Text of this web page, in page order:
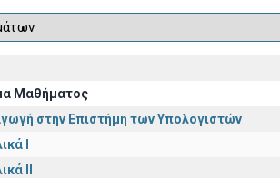
Μαθήματος
στην Επιστήμη των Υπολογιστών
I
II